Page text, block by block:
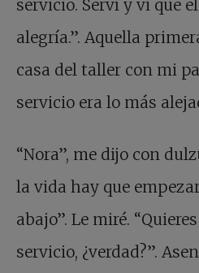
servicio. Serví y vi que
alegría.”. Aquella
casa del taller con mi
servicio era lo más
“Nora”, me dijo con
la vida hay que
abajo”. Le miré.
servicio, ¿verdad?”.